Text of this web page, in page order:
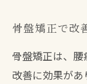
骨盤矯正で改
骨盤矯正は、
改善に効果が